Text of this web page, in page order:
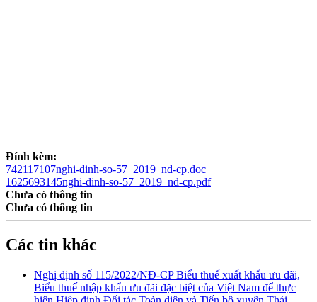
Đính kèm:
742117107nghi-dinh-so-57_2019_nd-cp.doc
1625693145nghi-dinh-so-57_2019_nd-cp.pdf
Chưa có thông tin
Chưa có thông tin
Các tin khác
Nghị định số 115/2022/NĐ-CP Biểu thuế xuất khẩu ưu đãi,
Biểu thuế nhập khẩu ưu đãi đặc biệt của Việt Nam để thực